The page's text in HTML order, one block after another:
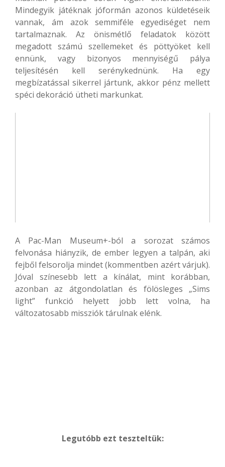
Mindegyik játéknak jóformán azonos küldetéseik
vannak, ám azok semmiféle egyediséget nem
tartalmaznak. Az önismétlő feladatok között
megadott számú szellemeket és pöttyöket kell
ennünk, vagy bizonyos mennyiségű pálya
teljesítésén kell serénykednünk. Ha egy
megbízatással sikerrel jártunk, akkor pénz mellett
spéci dekoráció ütheti markunkat.
A Pac-Man Museum+-ból a sorozat számos
felvonása hiányzik, de ember legyen a talpán, aki
fejből felsorolja mindet (kommentben azért várjuk).
Jóval színesebb lett a kínálat, mint korábban,
azonban az átgondolatlan és fölösleges „Sims
light” funkció helyett jobb lett volna, ha
változatosabb missziók tárulnak elénk.
Legutóbb ezt teszteltük: